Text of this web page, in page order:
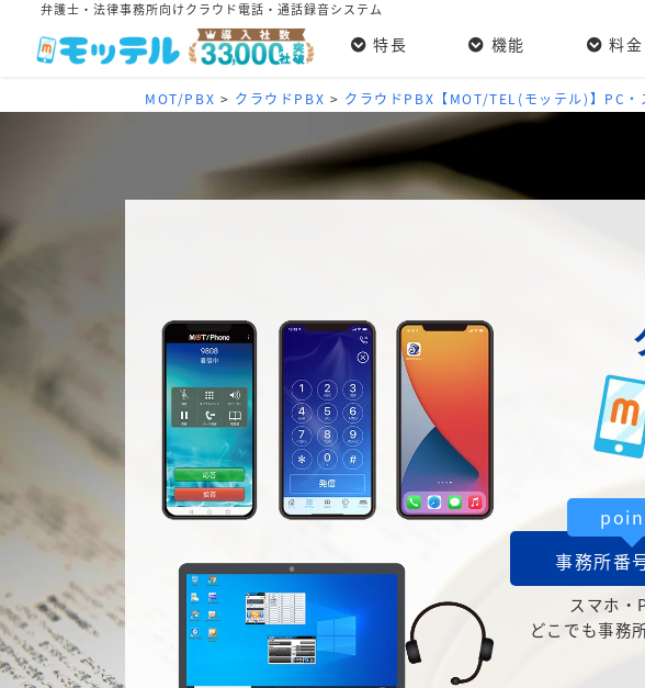
弁護士・法律事務所向けクラウド電話・通話録音システム
特長 機能 料金
MOT/PBX > クラウドPBX > クラウドPBX【MOT/TEL(モッテル)】PC・
事務所番
スマホ・
どこでも事務